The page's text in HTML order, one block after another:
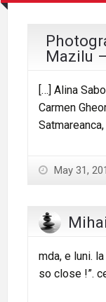
Mazilu
[…] Alina
Carmen
May 31,
Mihai
mda, e luni.
so close !”.